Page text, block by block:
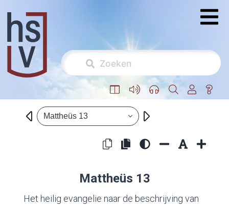
Mattheüs 13
Mattheüs 13
Het heilig evangelie naar de beschrijving van